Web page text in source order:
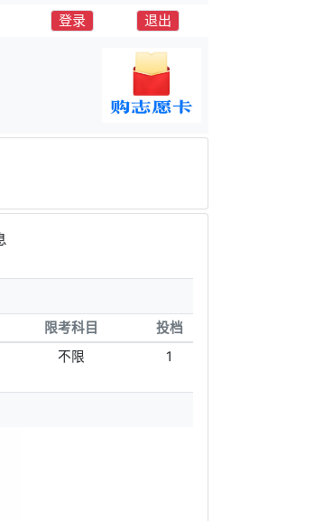
登录 退出
限考科目
投档
不限 1